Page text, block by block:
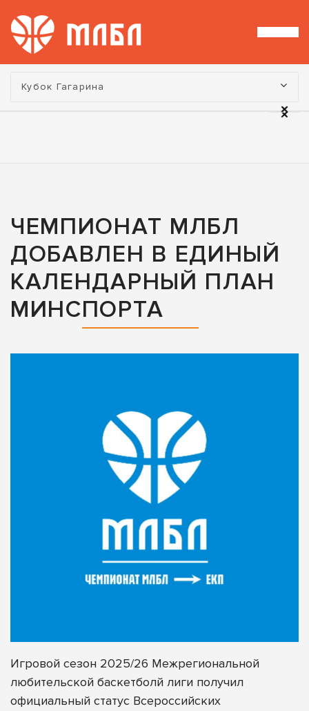
Турнир:
Кубок Гагарина
ЧЕМПИОНАТ МЛБЛ
ДОБАВЛЕН В ЕДИНЫЙ
КАЛЕНДАРНЫЙ ПЛАН
МИНСПОРТА
Игровой сезон 2025/26 Межрегиональной
любительской баскетболй лиги получил
официальный статус Всероссийских